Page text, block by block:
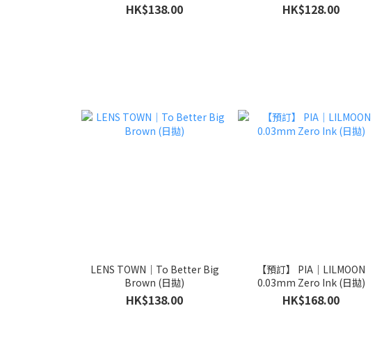
HK$138.00 HK$128.00
LENS TOWN｜To Better Big
Brown (日拋)
HK$138.00
【預訂】 PIA｜LILMOON
0.03mm Zero Ink (日拋)
HK$168.00